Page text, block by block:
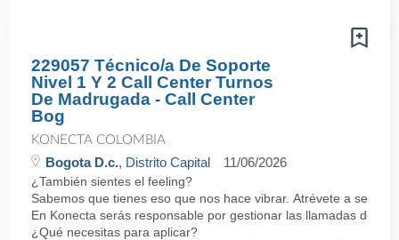
229057 Técnico/a De Soporte
Nivel 1 Y 2 Call Center Turnos
De Madrugada - Call Center
Bog
KONECTA COLOMBIA
Bogota D.c., Distrito Capital 11/06/2026
¿También sientes el feeling?
Sabemos que tienes eso que nos hace vibrar. Atrévete a ser
En Konecta serás responsable por gestionar las llamadas de
¿Qué necesitas para aplicar?